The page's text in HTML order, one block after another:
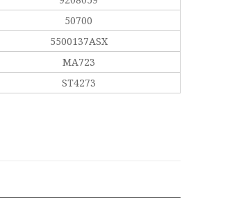
50700
5500137ASX
MA723
ST4273